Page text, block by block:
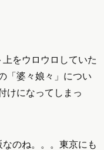
をウロウロしていた
「婆々娘々」につい
けになってしまっ
のね。。。東京にも